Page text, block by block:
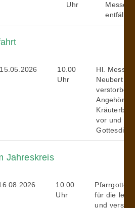
Uhr
Messe
entfällt
15.05.2026
10.00
Uhr
Hl. Messe
Neubert für
vor und
Jahreskreis
10.00
Uhr
für die
und